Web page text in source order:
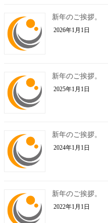
新年のご挨拶。
2026年1月1日
新年のご挨拶。
2025年1月1日
新年のご挨拶。
2024年1月1日
新年のご挨拶。
2022年1月1日